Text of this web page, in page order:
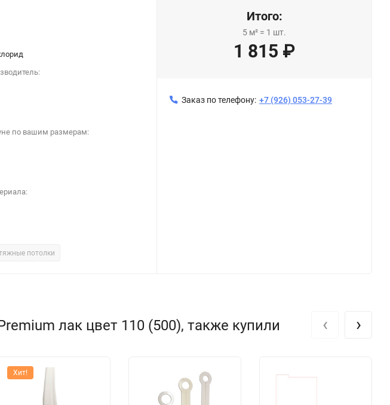
по вашим размерам:
потолки
Итого:
5 м² = 1 шт.
1 815 ₽
Заказ по телефону: +7 (926) 053-27-39
лак цвет 110 (500), также купили
Хит!
‹ ›